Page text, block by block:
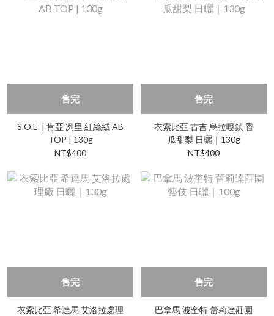
售完
S.O.E. | 肯亞 冽里 紅絲絨 AB
TOP | 130g
NT$400
售完
衣索比亞 古吉 烏拉嘎鎮 香
瓜甜梨 日曬｜130g
NT$400
售完
衣索比亞 希達馬 艾洛拉處理
售完
巴拿馬 波奎特 蕾莉達莊園